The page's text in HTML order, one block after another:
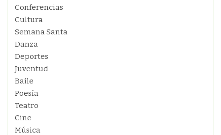
Conferencias
Cultura
Semana Santa
Danza
Deportes
Juventud
Baile
Poesía
Teatro
Cine
Música